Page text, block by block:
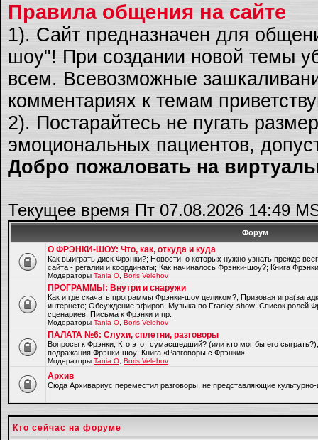
Правила общения на сайте
1). Сайт предназначен для
шоу"! При создании новой темы
всем. Всевозможные
комментариях к темам
2). Постарайтесь не пугать
эмоциональных пациентов,
Добро пожаловать на
Текущее время Пт 07.08.2026 14:49
Форум
О ФРЭНКИ-ШОУ: Что, как, откуда и куда
Как выиграть диск Фрэнки?; Новости, о которых нужно узнать прежде
сайта - регалии и координаты; Как начиналось Фрэнки-шоу?; Книга
Модераторы Tania O Boris Velehov
ПРОГРАММЫ: Внутри и снаружи
Как и где скачать программы Фрэнки-шоу целиком?; Призовая
интернете; Обсуждение эфиров; Музыка во Franky-show; Список ролей
сценариев; Письма к Фрэнки и пр.
Модераторы Tania O Boris Velehov
ПАЛАТА №6: Слухи, сплетни, разговоры
Вопросы к Фрэнки; Кто этот сумасшедший? (или кто мог бы его
подражания Фрэнки-шоу; Книга «Разговоры с Фрэнки»
Модераторы Tania O Boris Velehov
Архив
Cюда Архивариус переместил разговоры, не представляющие культурно-
Кто сейчас на форуме